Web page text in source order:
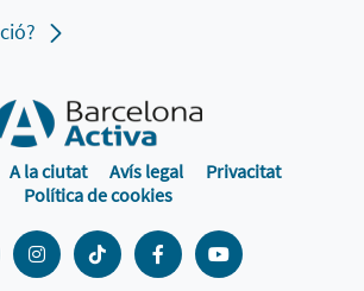
A la ciutat Avís legal
Privacitat
Política de cookies